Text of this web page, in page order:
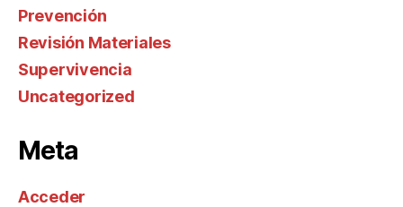
Prevención
Revisión Materiales
Supervivencia
Uncategorized
Meta
Acceder